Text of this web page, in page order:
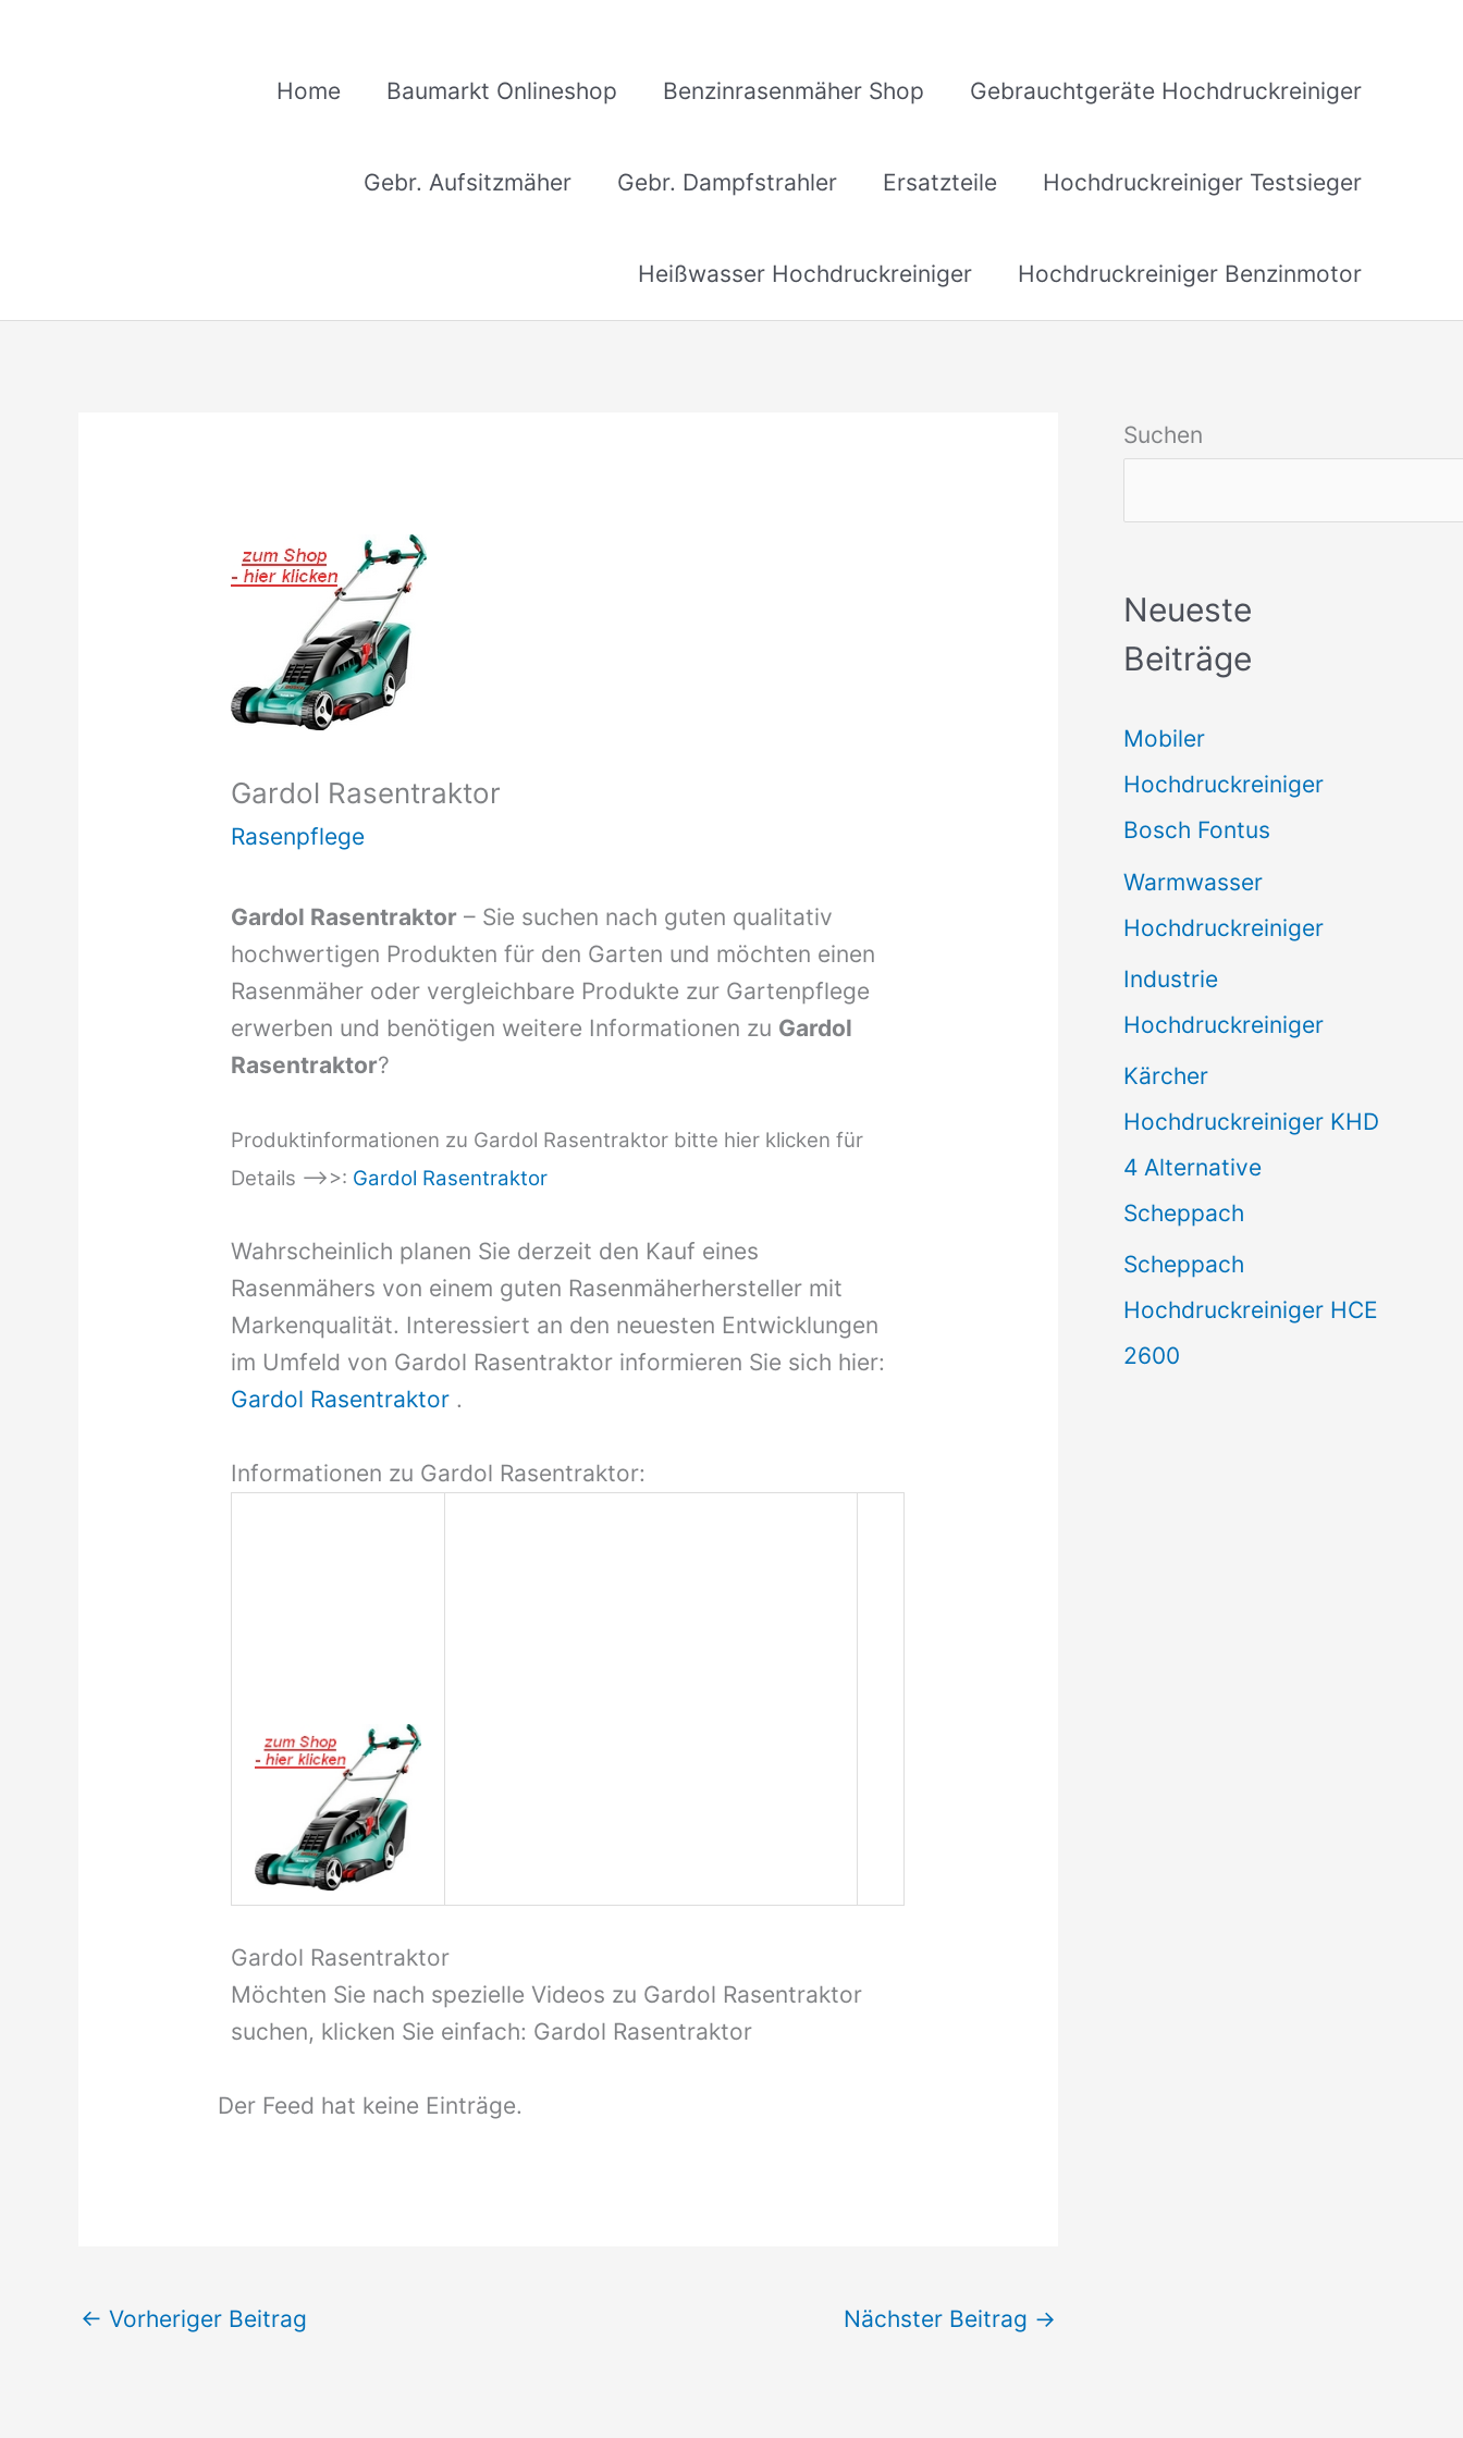
Home Baumarkt Onlineshop Benzinrasenmäher Shop Gebrauchtgeräte Hochdruckreiniger
Gebr. Aufsitzmäher Gebr. Dampfstrahler Ersatzteile Hochdruckreiniger Testsieger
Heißwasser Hochdruckreiniger Hochdruckreiniger Benzinmotor
Gardol Rasentraktor
Rasenpflege
Gardol Rasentraktor – Sie suchen nach guten qualitativ
hochwertigen Produkten für den Garten und möchten einen
Rasenmäher oder vergleichbare Produkte zur Gartenpflege
erwerben und benötigen weitere Informationen zu Gardol
Rasentraktor?
Produktinformationen zu Gardol Rasentraktor bitte hier klicken für
Details –>>: Gardol Rasentraktor
Wahrscheinlich planen Sie derzeit den Kauf eines
Rasenmähers von einem guten Rasenmäherhersteller mit
Markenqualität. Interessiert an den neuesten Entwicklungen
im Umfeld von Gardol Rasentraktor informieren Sie sich hier:
Gardol Rasentraktor .
Informationen zu Gardol Rasentraktor:
Gardol Rasentraktor
Möchten Sie nach spezielle Videos zu Gardol Rasentraktor
suchen, klicken Sie einfach: Gardol Rasentraktor
Der Feed hat keine Einträge.
← Vorheriger Beitrag Nächster Beitrag →
Suchen
Neueste
Beiträge
Mobiler
Hochdruckreiniger
Bosch Fontus
Warmwasser
Hochdruckreiniger
Industrie
Hochdruckreiniger
Kärcher
Hochdruckreiniger KHD
4 Alternative
Scheppach
Scheppach
Hochdruckreiniger HCE
2600